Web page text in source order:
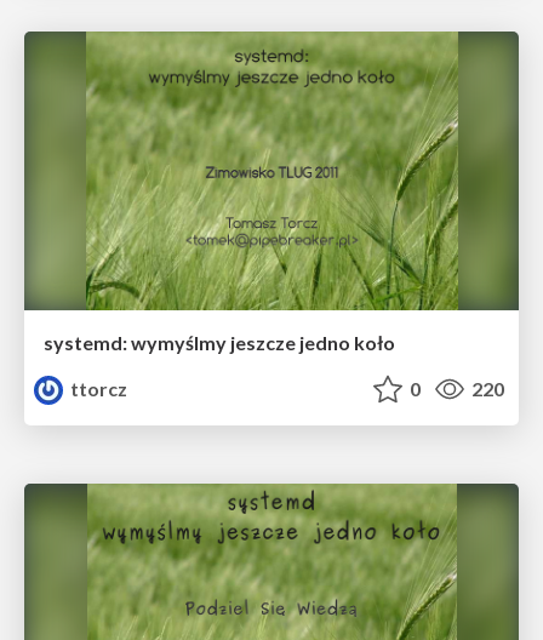
systemd: wymyślmy jeszcze jedno koło
ttorcz
0 220